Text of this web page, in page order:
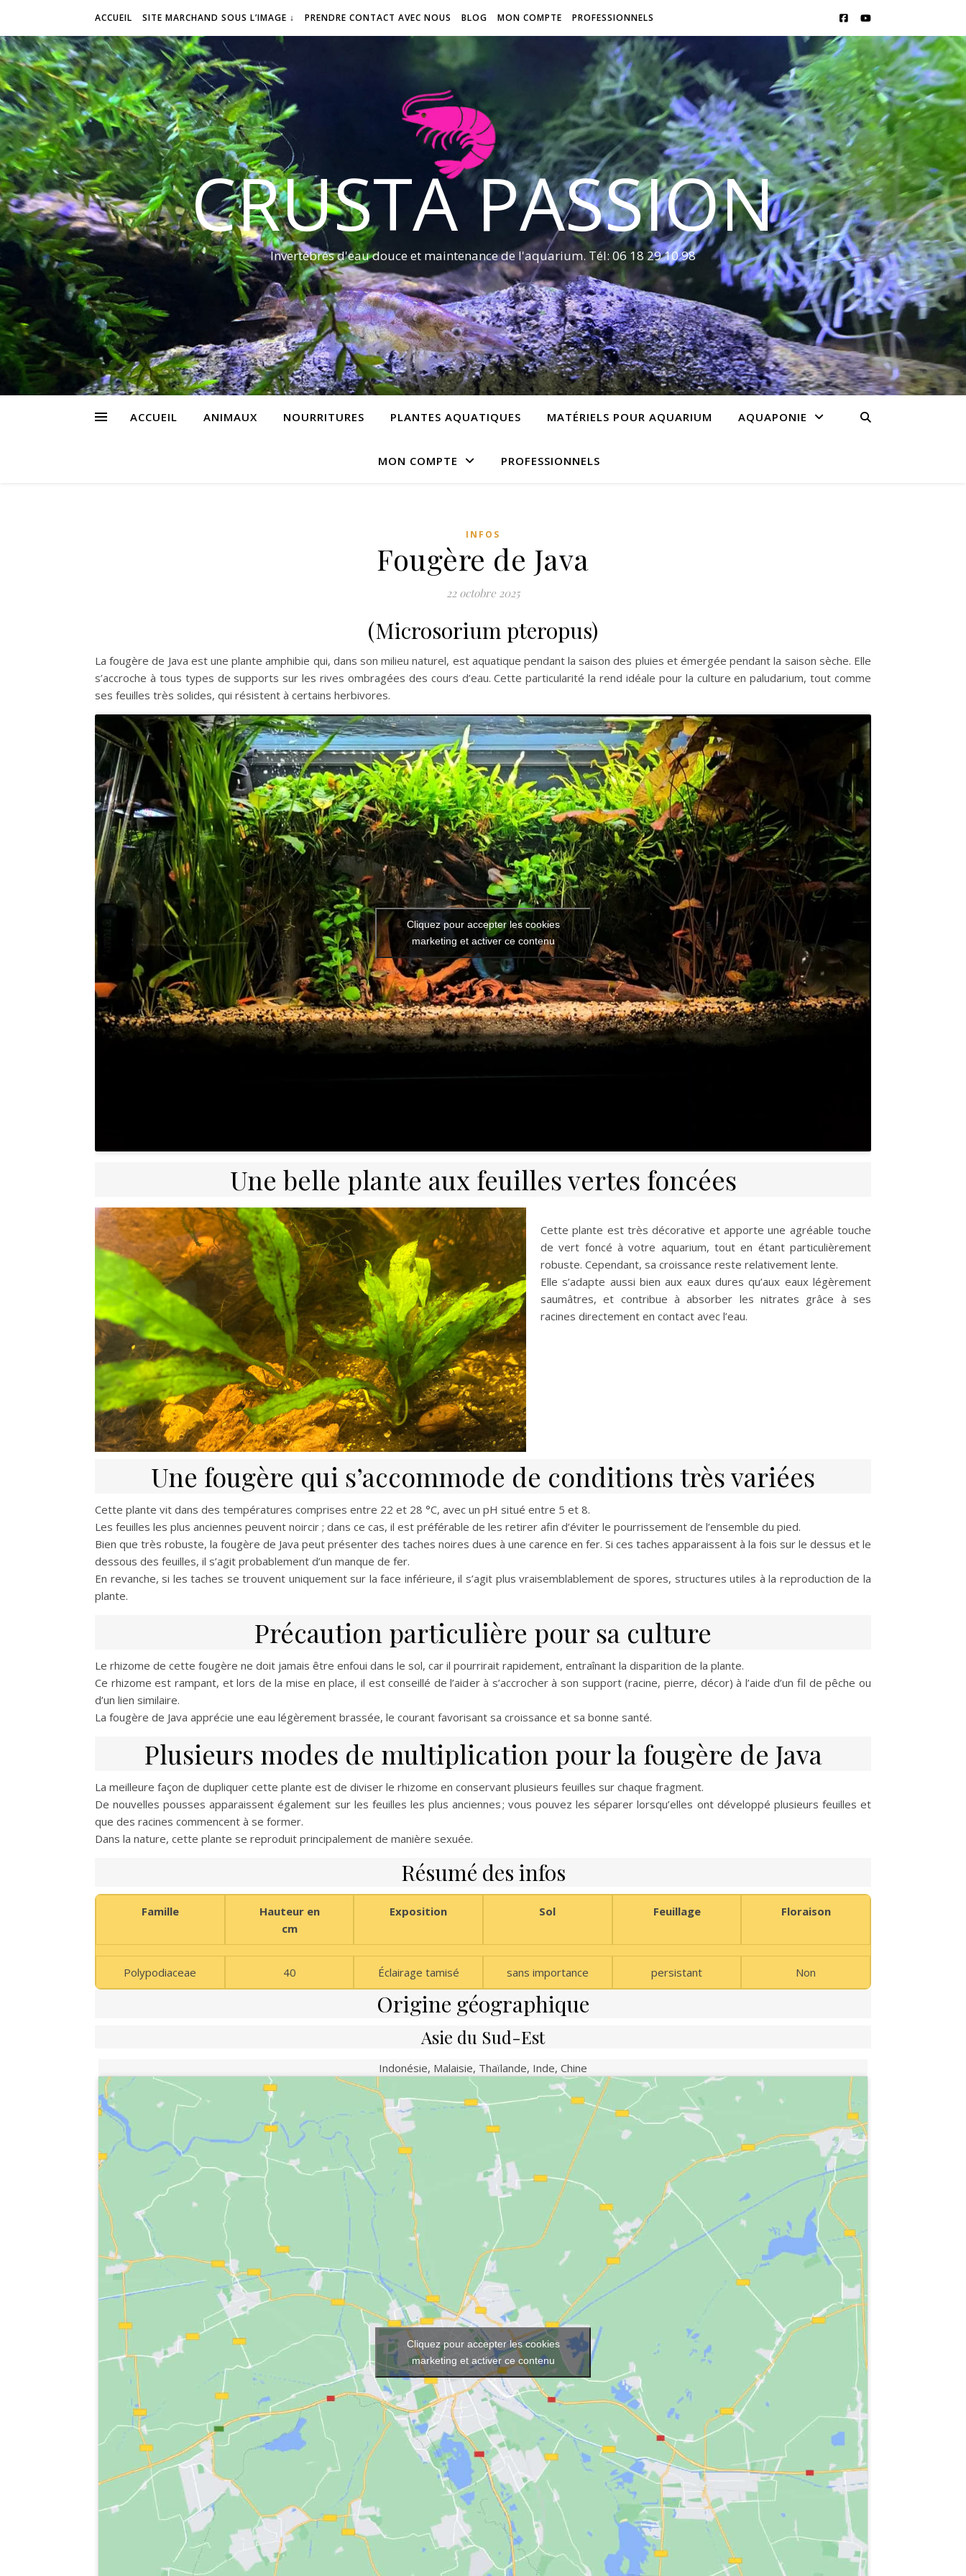
ACCUEIL SITE MARCHAND SOUS L’IMAGE ↓ PRENDRE CONTACT AVEC NOUS BLOG MON COMPTE PROFESSIONNELS
CRUSTA PASSION
Invertébrés d'eau douce et maintenance de l'aquarium. Tél: 06 18 29 10 98
ACCUEIL ANIMAUX NOURRITURES PLANTES AQUATIQUES MATÉRIELS POUR AQUARIUM AQUAPONIE
MON COMPTE PROFESSIONNELS
INFOS
Fougère de Java
22 octobre 2025
(Microsorium pteropus)
La fougère de Java est une plante amphibie qui, dans son milieu naturel, est aquatique pendant la saison des pluies et émergée pendant la saison sèche. Elle
s’accroche à tous types de supports sur les rives ombragées des cours d’eau. Cette particularité la rend idéale pour la culture en paludarium, tout comme
ses feuilles très solides, qui résistent à certains herbivores.
Cliquez pour accepter les cookies
marketing et activer ce contenu
Une belle plante aux feuilles vertes foncées
Cette plante est très décorative et apporte une agréable touche
de vert foncé à votre aquarium, tout en étant particulièrement
robuste. Cependant, sa croissance reste relativement lente.
Elle s’adapte aussi bien aux eaux dures qu’aux eaux légèrement
saumâtres, et contribue à absorber les nitrates grâce à ses
racines directement en contact avec l’eau.
Une fougère qui s’accommode de conditions très variées
Cette plante vit dans des températures comprises entre 22 et 28 °C, avec un pH situé entre 5 et 8.
Les feuilles les plus anciennes peuvent noircir ; dans ce cas, il est préférable de les retirer afin d’éviter le pourrissement de l’ensemble du pied.
Bien que très robuste, la fougère de Java peut présenter des taches noires dues à une carence en fer. Si ces taches apparaissent à la fois sur le dessus et le
dessous des feuilles, il s’agit probablement d’un manque de fer.
En revanche, si les taches se trouvent uniquement sur la face inférieure, il s’agit plus vraisemblablement de spores, structures utiles à la reproduction de la
plante.
Précaution particulière pour sa culture
Le rhizome de cette fougère ne doit jamais être enfoui dans le sol, car il pourrirait rapidement, entraînant la disparition de la plante.
Ce rhizome est rampant, et lors de la mise en place, il est conseillé de l’aider à s’accrocher à son support (racine, pierre, décor) à l’aide d’un fil de pêche ou
d’un lien similaire.
La fougère de Java apprécie une eau légèrement brassée, le courant favorisant sa croissance et sa bonne santé.
Plusieurs modes de multiplication pour la fougère de Java
La meilleure façon de dupliquer cette plante est de diviser le rhizome en conservant plusieurs feuilles sur chaque fragment.
De nouvelles pousses apparaissent également sur les feuilles les plus anciennes ; vous pouvez les séparer lorsqu’elles ont développé plusieurs feuilles et
que des racines commencent à se former.
Dans la nature, cette plante se reproduit principalement de manière sexuée.
Résumé des infos
Famille
Hauteur en
cm
Exposition Sol Feuillage Floraison
Polypodiaceae 40 Éclairage tamisé sans importance persistant Non
Origine géographique
Asie du Sud-Est
Indonésie, Malaisie, Thaïlande, Inde, Chine
Cliquez pour accepter les cookies
marketing et activer ce contenu